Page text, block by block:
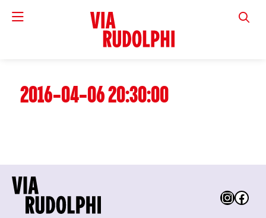
VIA
2016-04-06 20:30:00